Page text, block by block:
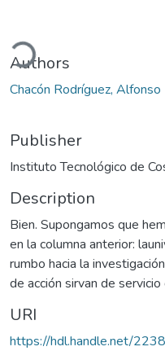
Authors
Chacón Rodríguez, Alfonso
Publisher
Instituto Tecnológico de
Description
Bien. Supongamos que
en la columna anterior:
rumbo hacia la
de acción sirvan de
URI
https://hdl.handle.net/